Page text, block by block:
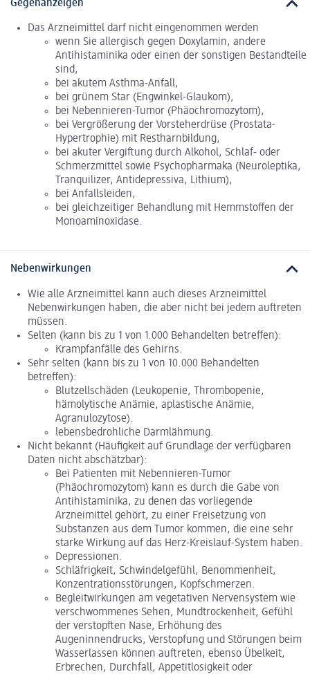
Gegenanzeigen
Das Arzneimittel darf nicht eingenommen werden
wenn Sie allergisch gegen Doxylamin, andere
Antihistaminika oder einen der sonstigen Bestandteile
sind,
bei akutem Asthma-Anfall,
bei grünem Star (Engwinkel-Glaukom),
bei Nebennieren-Tumor (Phäochromozytom),
bei Vergrößerung der Vorsteherdrüse (Prostata-
Hypertrophie) mit Restharnbildung,
bei akuter Vergiftung durch Alkohol, Schlaf- oder
Schmerzmittel sowie Psychopharmaka (Neuroleptika,
Tranquilizer, Antidepressiva, Lithium),
bei Anfallsleiden,
bei gleichzeitiger Behandlung mit Hemmstoffen der
Monoaminoxidase.
Nebenwirkungen
Wie alle Arzneimittel kann auch dieses Arzneimittel
Nebenwirkungen haben, die aber nicht bei jedem auftreten
müssen.
Selten (kann bis zu 1 von 1.000 Behandelten betreffen):
Krampfanfälle des Gehirns.
Sehr selten (kann bis zu 1 von 10.000 Behandelten
betreffen):
Blutzellschäden (Leukopenie, Thrombopenie,
hämolytische Anämie, aplastische Anämie,
Agranulozytose).
lebensbedrohliche Darmlähmung.
Nicht bekannt (Häufigkeit auf Grundlage der verfügbaren
Daten nicht abschätzbar):
Bei Patienten mit Nebennieren-Tumor
(Phäochromozytom) kann es durch die Gabe von
Antihistaminika, zu denen das vorliegende
Arzneimittel gehört, zu einer Freisetzung von
Substanzen aus dem Tumor kommen, die eine sehr
starke Wirkung auf das Herz-Kreislauf-System haben.
Depressionen.
Schläfrigkeit, Schwindelgefühl, Benommenheit,
Konzentrationsstörungen, Kopfschmerzen.
Begleitwirkungen am vegetativen Nervensystem wie
verschwommenes Sehen, Mundtrockenheit, Gefühl
der verstopften Nase, Erhöhung des
Augeninnendrucks, Verstopfung und Störungen beim
Wasserlassen können auftreten, ebenso Übelkeit,
Erbrechen, Durchfall, Appetitlosigkeit oder